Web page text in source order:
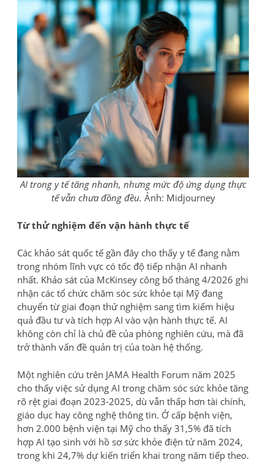
AI trong y tế tăng nhanh, nhưng mức độ ứng dụng thực
tế vẫn chưa đồng đều. Ảnh: Midjourney
Từ thử nghiệm đến vận hành thực tế
Các khảo sát quốc tế gần đây cho thấy y tế đang nằm
trong nhóm lĩnh vực có tốc độ tiếp nhận AI nhanh
nhất. Khảo sát của McKinsey công bố tháng 4/2026 ghi
nhận các tổ chức chăm sóc sức khỏe tại Mỹ đang
chuyển từ giai đoạn thử nghiệm sang tìm kiếm hiệu
quả đầu tư và tích hợp AI vào vận hành thực tế. AI
không còn chỉ là chủ đề của phòng nghiên cứu, mà đã
trở thành vấn đề quản trị của toàn hệ thống.
Một nghiên cứu trên JAMA Health Forum năm 2025
cho thấy việc sử dụng AI trong chăm sóc sức khỏe tăng
rõ rệt giai đoạn 2023-2025, dù vẫn thấp hơn tài chính,
giáo dục hay công nghệ thông tin. Ở cấp bệnh viện,
hơn 2.000 bệnh viện tại Mỹ cho thấy 31,5% đã tích
hợp AI tạo sinh với hồ sơ sức khỏe điện tử năm 2024,
trong khi 24,7% dự kiến triển khai trong năm tiếp theo.